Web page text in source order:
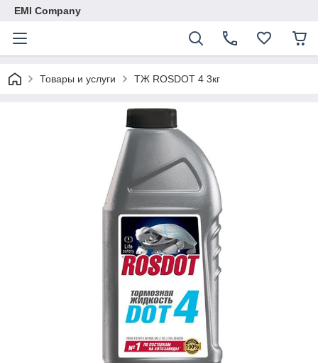
EMI Company
Товары и услуги ТЖ ROSDOT 4 3кг